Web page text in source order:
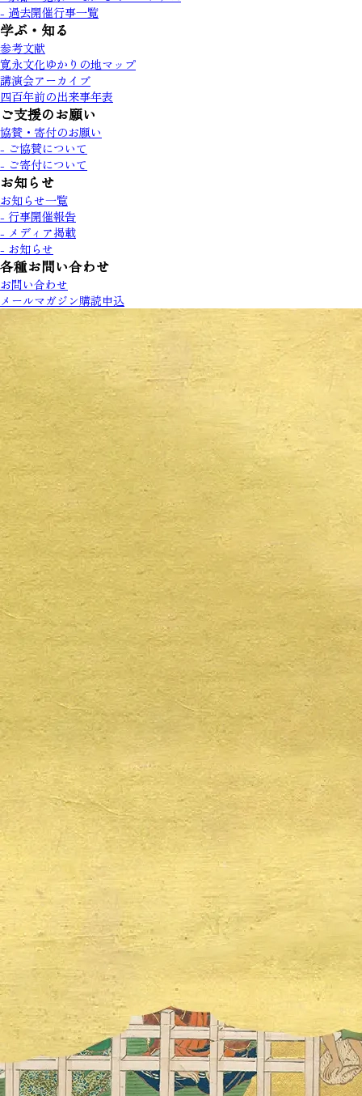
- 過去開催行事一覧
学ぶ・知る
参考文献
寛永文化ゆかりの地マップ
講演会アーカイブ
四百年前の出来事年表
ご支援のお願い
協賛・寄付のお願い
- ご協賛について
- ご寄付について
お知らせ
お知らせ一覧
- 行事開催報告
- メディア掲載
- お知らせ
各種お問い合わせ
お問い合わせ
メールマガジン購読申込